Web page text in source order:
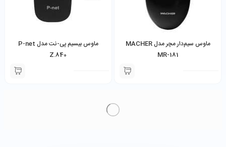
ماوس سیم‌دار مچر مدل MACHER
MR-181
ماوس بیسیم پی-نت مدل P-net
Z.840